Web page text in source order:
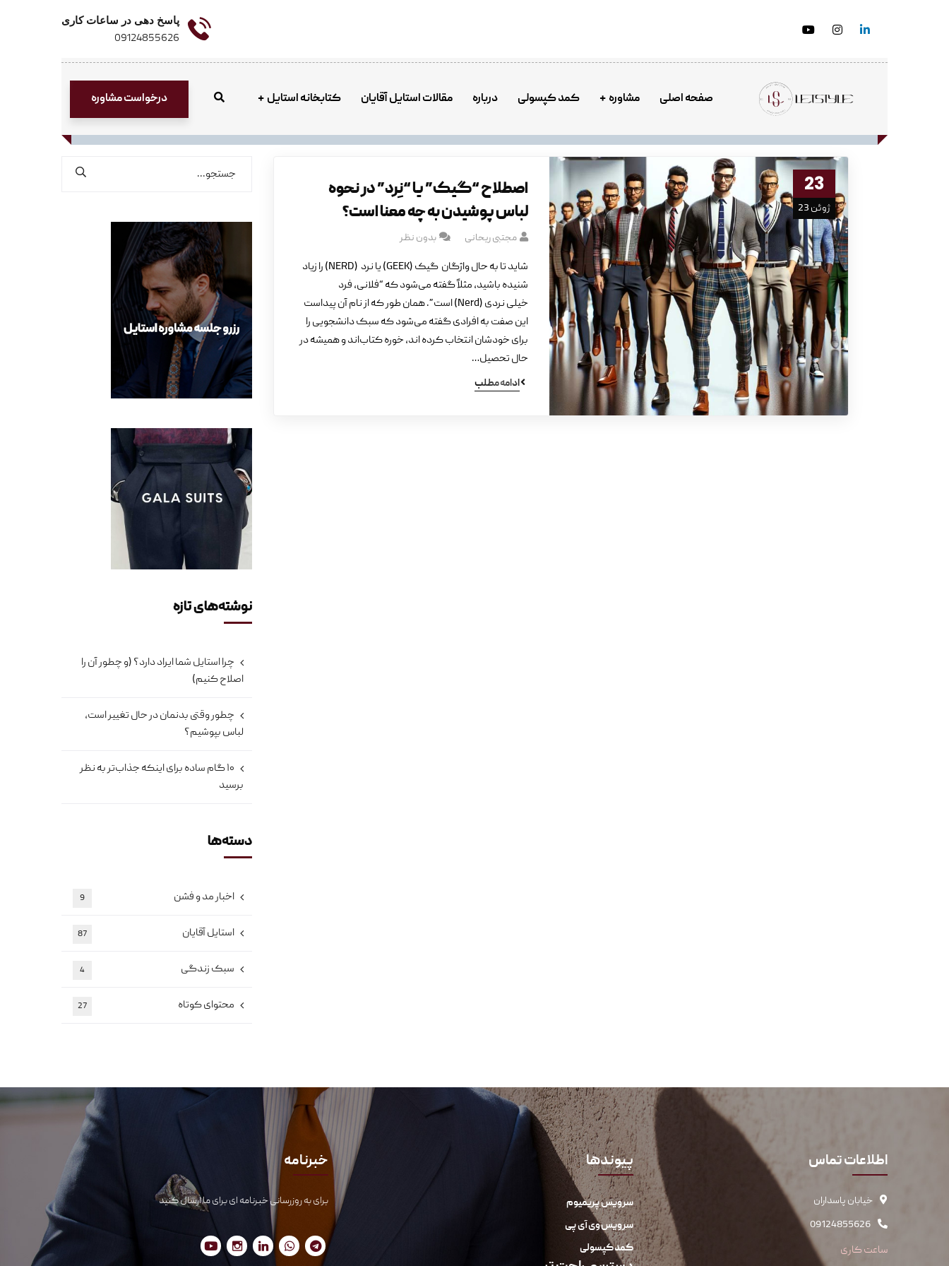
پاسخ دهی در ساعات کاری
09124855626
صفحه اصلی مشاوره کمد کپسولی درباره مقالات استایل آقایان کتابخانه استایل درخواست مشاوره
23
ژوئن 23
اصطلاح “گیک” یا “نِرد” در نحوه
لباس پوشیدن به چه معنا است؟
مجتبی ریحانی بدون نظر
شاید تا به حال واژگان گیک (GEEK) یا نرد (NERD) را زیاد
شنیده باشید، مثلاً گفته می‌شود که “فلانی، فرد
خیلی نردی (Nerd) است”. همان طور که از نام آن پیداست
این صفت به افرادی گفته می‌شود که سبک دانشجویی را
برای خودشان انتخاب کرده اند، خوره کتاب‌اند و همیشه در
حال تحصیل…
ادامه مطلب
نوشته‌های تازه
چرا استایل شما ایراد دارد؟ (و چطور آن را
اصلاح کنیم)
چطور وقتی بدنمان در حال تغییر است،
لباس بپوشیم؟
۱۰ گام ساده برای اینکه جذاب‌تر به نظر
برسید
دسته‌ها
اخبار مد و فشن 9
استایل آقایان 87
سبک زندگی 4
محتوای کوتاه 27
اطلاعات تماس
خیابان پاسداران
09124855626
ساعت کاری
پیوندها
سرویس پریمیوم
سرویس وی آی پی
کمد کپسولی
خبرنامه
برای به روزرسانی خبرنامه ای برای ما ارسال کنید